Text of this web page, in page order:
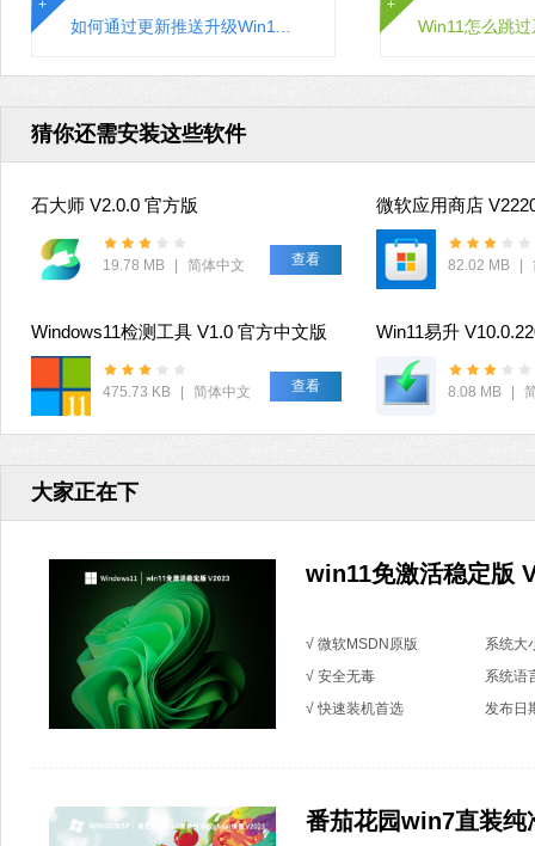
猜你还需安装这些软件
石大师 V2.0.0 官方版
19.78 MB | 简体中文 查看 82.02 MB |
Windows11检测工具 V1.0 官方中文版
475.73 KB | 简体中文 查看
Win11易升
8.08 MB |
大家正在下
win11免激活稳定版
√ 微软MSDN原版
系统大
√ 安全无毒
系统语
√ 快速装机首选
发布日
番茄花园win7直装